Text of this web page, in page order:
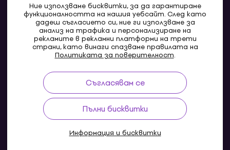
Ние използваме бисквитки, за да гарантираме
функционалността на нашия уебсайт. След като
дадеш съгласието си, ние ги използваме за
анализ на трафика и персонализиране на
рекламите в рекламни платформи на трети
страни, като винаги спазваме правилата на
Политиката за поверителност.
Съгласявам се
Пълни бисквитки
Информация и бисквитки
MK